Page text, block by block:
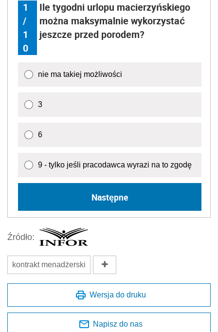
1
/
1
0
Ile tygodni urlopu macierzyńskiego
można maksymalnie wykorzystać
jeszcze przed porodem?
nie ma takiej możliwości
3
6
9 - tylko jeśli pracodawca wyrazi na to zgodę
Następne
Źródło:
kontrakt menadżerski
Wersja do druku
Napisz do nas